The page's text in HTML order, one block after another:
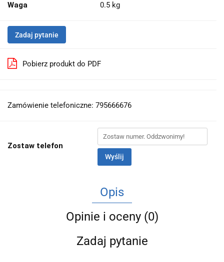
Waga 0.5 kg
Zadaj pytanie
Pobierz produkt do PDF
Zamówienie telefoniczne: 795666676
Zostaw telefon
Wyślij
Opis
Opinie i oceny (0)
Zadaj pytanie